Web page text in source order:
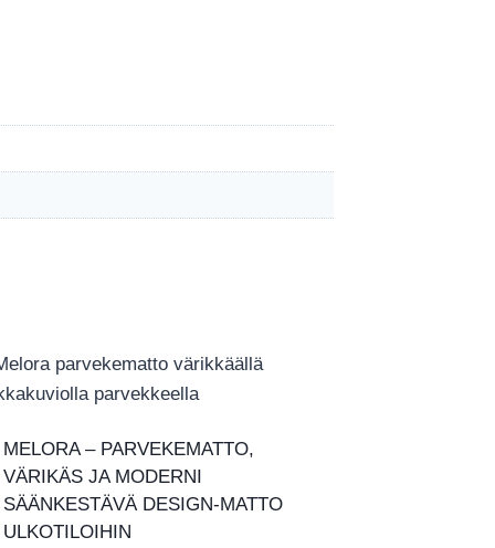
MELORA – PARVEKEMATTO,
VÄRIKÄS JA MODERNI
SÄÄNKESTÄVÄ DESIGN‑MATTO
ULKOTILOIHIN